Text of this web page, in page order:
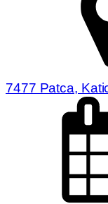
7477 Patca,